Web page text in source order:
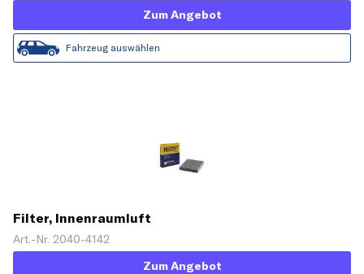
Zum Angebot
Fahrzeug auswählen
Filter, Innenraumluft
Art.-Nr. 2040-4142
Zum Angebot